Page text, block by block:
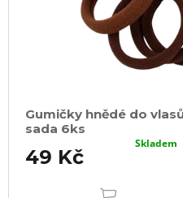
Gumičky hnědé do
sada 6ks
49 Kč
Skladem